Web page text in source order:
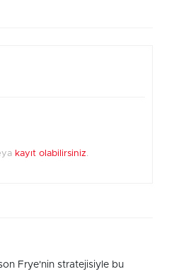
kayıt olabilirsiniz.
Frye'nin stratejisiyle bu